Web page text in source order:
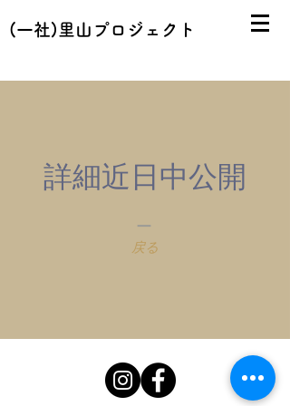
(一社)里山プロジェクト
​詳細近日中公開
​ー
戻る